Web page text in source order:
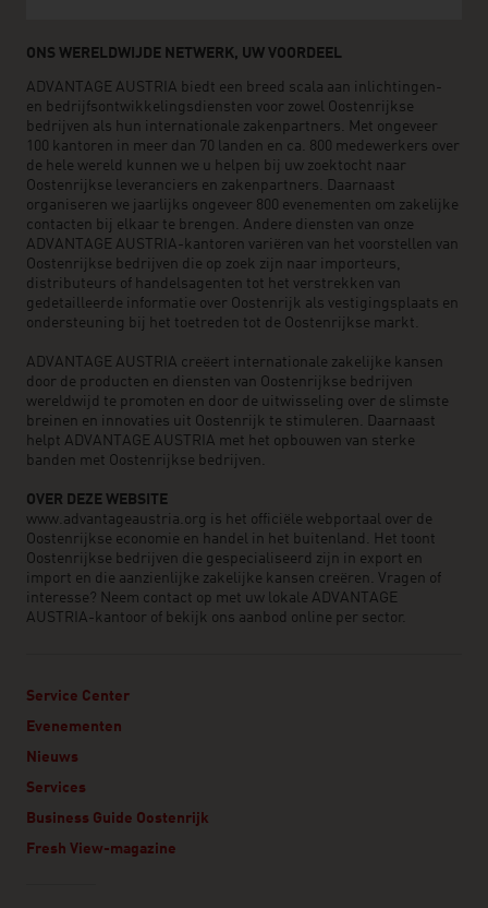
ONS WERELDWIJDE NETWERK, UW VOORDEEL
ADVANTAGE AUSTRIA biedt een breed scala aan inlichtingen-
en bedrijfsontwikkelingsdiensten voor zowel Oostenrijkse
bedrijven als hun internationale zakenpartners. Met ongeveer
100 kantoren in meer dan 70 landen en ca. 800 medewerkers over
de hele wereld kunnen we u helpen bij uw zoektocht naar
Oostenrijkse leveranciers en zakenpartners. Daarnaast
organiseren we jaarlijks ongeveer 800 evenementen om zakelijke
contacten bij elkaar te brengen. Andere diensten van onze
ADVANTAGE AUSTRIA-kantoren variëren van het voorstellen van
Oostenrijkse bedrijven die op zoek zijn naar importeurs,
distributeurs of handelsagenten tot het verstrekken van
gedetailleerde informatie over Oostenrijk als vestigingsplaats en
ondersteuning bij het toetreden tot de Oostenrijkse markt.
ADVANTAGE AUSTRIA creëert internationale zakelijke kansen
door de producten en diensten van Oostenrijkse bedrijven
wereldwijd te promoten en door de uitwisseling over de slimste
breinen en innovaties uit Oostenrijk te stimuleren. Daarnaast
helpt ADVANTAGE AUSTRIA met het opbouwen van sterke
banden met Oostenrijkse bedrijven.
OVER DEZE WEBSITE
www.advantageaustria.org is het officiële webportaal over de
Oostenrijkse economie en handel in het buitenland. Het toont
Oostenrijkse bedrijven die gespecialiseerd zijn in export en
import en die aanzienlijke zakelijke kansen creëren. Vragen of
interesse? Neem contact op met uw lokale ADVANTAGE
AUSTRIA-kantoor of bekijk ons aanbod online per sector.
Service Center
Evenementen
Nieuws
Services
Business Guide Oostenrijk
Fresh View-magazine